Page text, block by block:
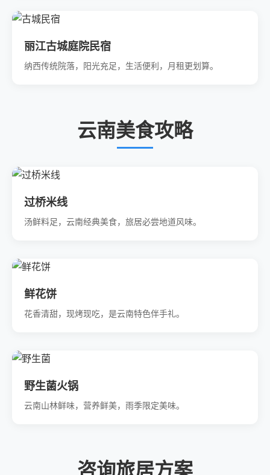
丽江古城庭院民宿
纳西传统院落，阳光充足，生活便利，月租更划算。
云南美食攻略
过桥米线
汤鲜料足，云南经典美食，旅居必尝地道风味。
鲜花饼
花香清甜，现烤现吃，是云南特色伴手礼。
野生菌火锅
云南山林鲜味，营养鲜美，雨季限定美味。
咨询旅居方案